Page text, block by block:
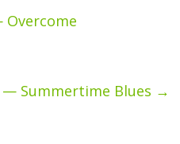
— Summertime Blues →